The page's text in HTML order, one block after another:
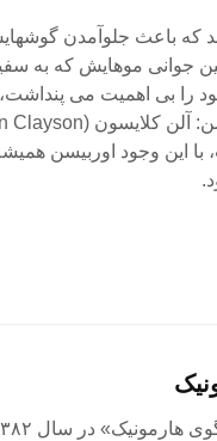
شد که باعث جلوآمدن
جوانی موهایش که به
را بی اهمیت می پنداشت،
وجود اوربیسن